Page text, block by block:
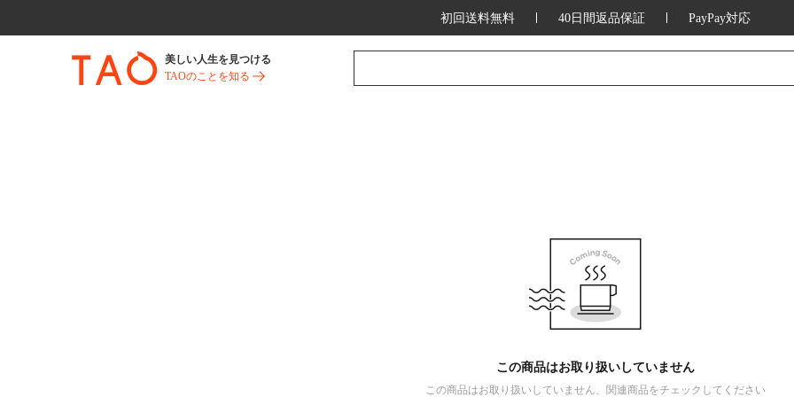
初回送料無料 40日間返品保証 PayPay対応
美しい人生を見つける
TAOのことを知る
この商品はお取り扱いしていません
この商品はお取り扱いしていません、関連商品をチェックしてください